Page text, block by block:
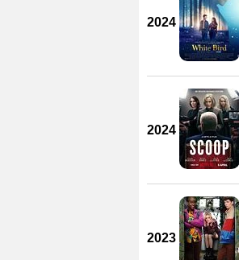
2024
2024
2023